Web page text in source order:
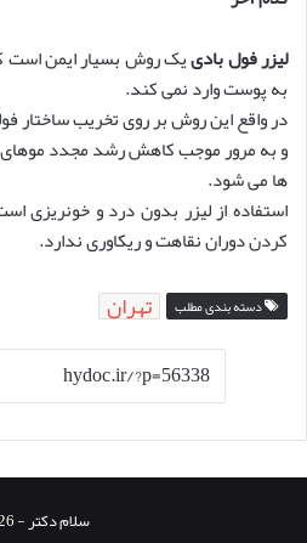
لیزر فول بادییک روش بسیار ایمن است
به پوست وارد نمی کند.
در واقع این روش بر روی تخریب ساختار
و به مرور موجب کاهش رشد مجدد
ها می شود.
استفاده از لیزر بدون درد و خونریزی
کردن دوران نقاهت و ریکاوری ندارد.
دسته بندی مطلب تهران
سلام دکتر - 2026